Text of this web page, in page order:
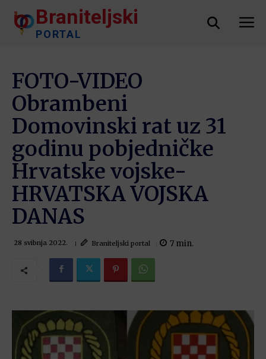
Braniteljski
PORTAL
FOTO-VIDEO
Obrambeni
Domovinski rat uz 31
godinu pobjedničke
Hrvatske vojske-
HRVATSKA VOJSKA
DANAS
28 svibnja 2022. Braniteljski portal 7 min.